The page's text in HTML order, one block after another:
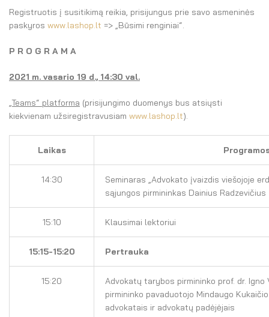
Registruotis į susitikimą reikia, prisijungus prie savo asmeninės
paskyros www.lashop.lt => „Būsimi renginiai“.
P R O G R A M A
2021 m. vasario 19 d., 14:30 val.
„Teams“ platforma (prisijungimo duomenys bus atsiųsti
kiekvienam užsiregistravusiam www.lashop.lt).
Laikas
14:30
Seminaras „Advokato įvaizdis viešojoje
sąjungos pirmininkas Dainius Radzevičius
15:10 Klausimai lektoriui
15:15-15:20 Pertrauka
15:20
Advokatų tarybos pirmininko prof. dr.
pirmininko pavaduotojo Mindaugo
advokatais ir advokatų padėjėjais